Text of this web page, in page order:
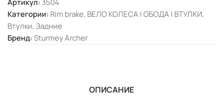
Артикул: 3504
Категории: Rim brake, ВЕЛО КОЛЕСА | ОБОДА | ВТУЛКИ,
Втулки,Задние
Бренд:Sturmey Archer
ОПИСАНИЕ